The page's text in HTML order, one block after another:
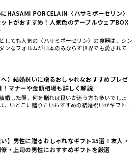
HASAMI PORCELAIN〈ハサミポーセリン〉
トがおすすめ！人気色のテーブルウェアBOX
しても人気の〈ハサミポーセリン〉の食器は、シン
ンなフォルムが日本のみならず世界でも愛されてお
のテーブルウェアブランド。今回は、波佐見焼の伝
へ】結婚祝いに贈るおしゃれなおすすめプレゼ
！マナーや金額相場も詳しく解説
婚した際、何を贈れば良いか迷う方も多いでしょ
、いとこに贈りたいおすすめの結婚祝いがギフトの
れで洗
い】男性に贈るおしゃれなギフト35選！友人・
・上司の男性におすすめギフトを厳選